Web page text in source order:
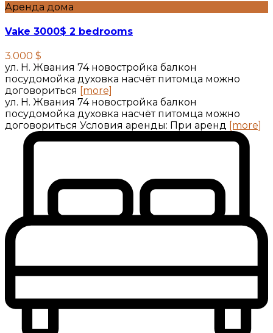
Аренда дома
Vake 3000$ 2 bedrooms
3.000 $
ул. Н. Жвания 74 новостройка балкон
посудомойка духовка насчёт питомца можно
договориться
[more]
ул. Н. Жвания 74 новостройка балкон
посудомойка духовка насчёт питомца можно
договориться Условия аренды: При аренд [more]